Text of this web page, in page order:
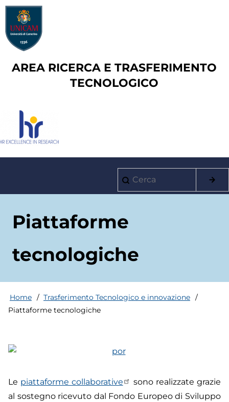
Salta
contenuto
principale
AREA RICERCA E TRASFERIMENTO
TECNOLOGICO
Cerca
Piattaforme
tecnologiche
Briciole
pane
Home
Trasferimento Tecnologico e innovazione
Piattaforme tecnologiche
Le piattaforme collaborative
sono realizzate grazie
al sostegno ricevuto dal Fondo Europeo di Sviluppo